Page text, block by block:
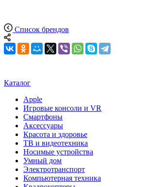
Список брендов
Каталог
Apple
Игровые консоли и VR
Смартфоны
Аксессуары
Красота и здоровье
ТВ и видеотехника
Носимые устройства
Умный дом
Электротранспорт
Компьютерная техника